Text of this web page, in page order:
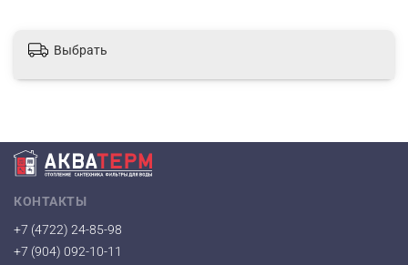
Выбрать
КОНТАКТЫ
+7 (4722) 24-85-98
+7 (904) 092-10-11